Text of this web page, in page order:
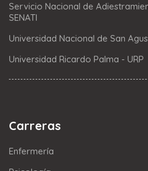
Servicio Nacional de
SENATI
Universidad Nacional de San
Universidad Ricardo Palma - URP
Carreras
Enfermería